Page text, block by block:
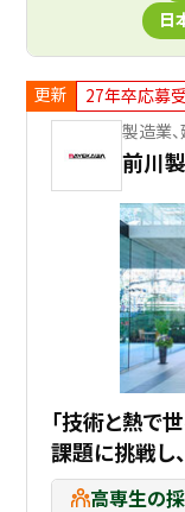
日
更新
27年卒応募
製造業、
前川
「技術と熱で
課題に挑戦
高専生の